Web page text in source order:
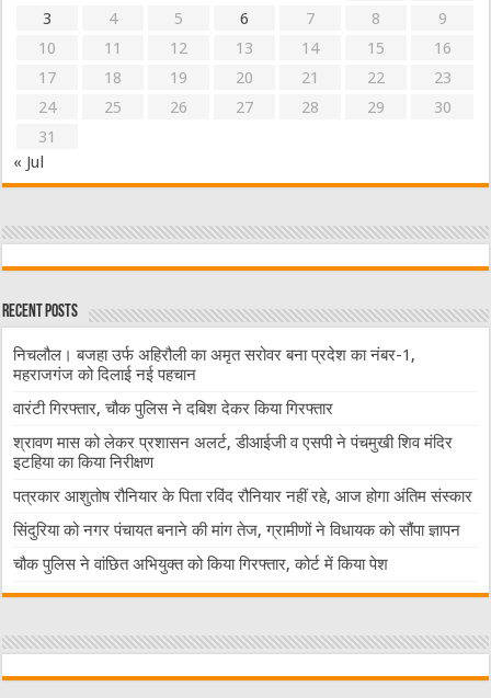
3
4 5 6 7 8
9
10
11 12 13 14 15
16
17
18 19 20 21 22
23
24
25 26 27 28 29
30
31
« Jul
Recent Posts
निचलौल। बजहा उर्फ अहिरौली का अमृत सरोवर बना प्रदेश का नंबर-1,
महराजगंज को दिलाई नई पहचान
वारंटी गिरफ्तार, चौक पुलिस ने दबिश देकर किया गिरफ्तार
श्रावण मास को लेकर प्रशासन अलर्ट, डीआईजी व एसपी ने पंचमुखी शिव मंदिर
इटहिया का किया निरीक्षण
पत्रकार आशुतोष रौनियार के पिता रविंद रौनियार नहीं रहे, आज होगा अंतिम संस्कार
सिंदुरिया को नगर पंचायत बनाने की मांग तेज, ग्रामीणों ने विधायक को सौंपा ज्ञापन
चौक पुलिस ने वांछित अभियुक्त को किया गिरफ्तार, कोर्ट में किया पेश